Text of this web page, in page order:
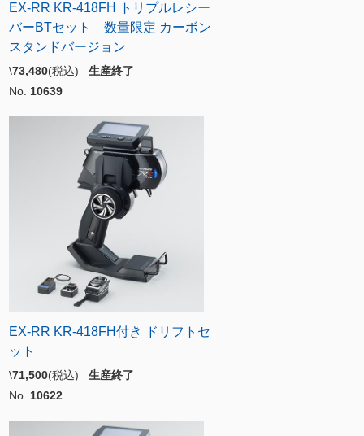
EX-RR KR-418FH トリプルレシー
バーBTセット 数量限定 カーボン
スタンドバージョン
\73,480(税込) 生産終了
No. 10639
EX-RR KR-418FH付き ドリフトセ
ット
\71,500(税込) 生産終了
No. 10622